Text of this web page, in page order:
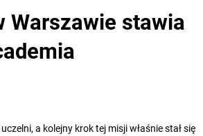
Warszawie stawia
a kolejny krok tej misji właśnie stał się